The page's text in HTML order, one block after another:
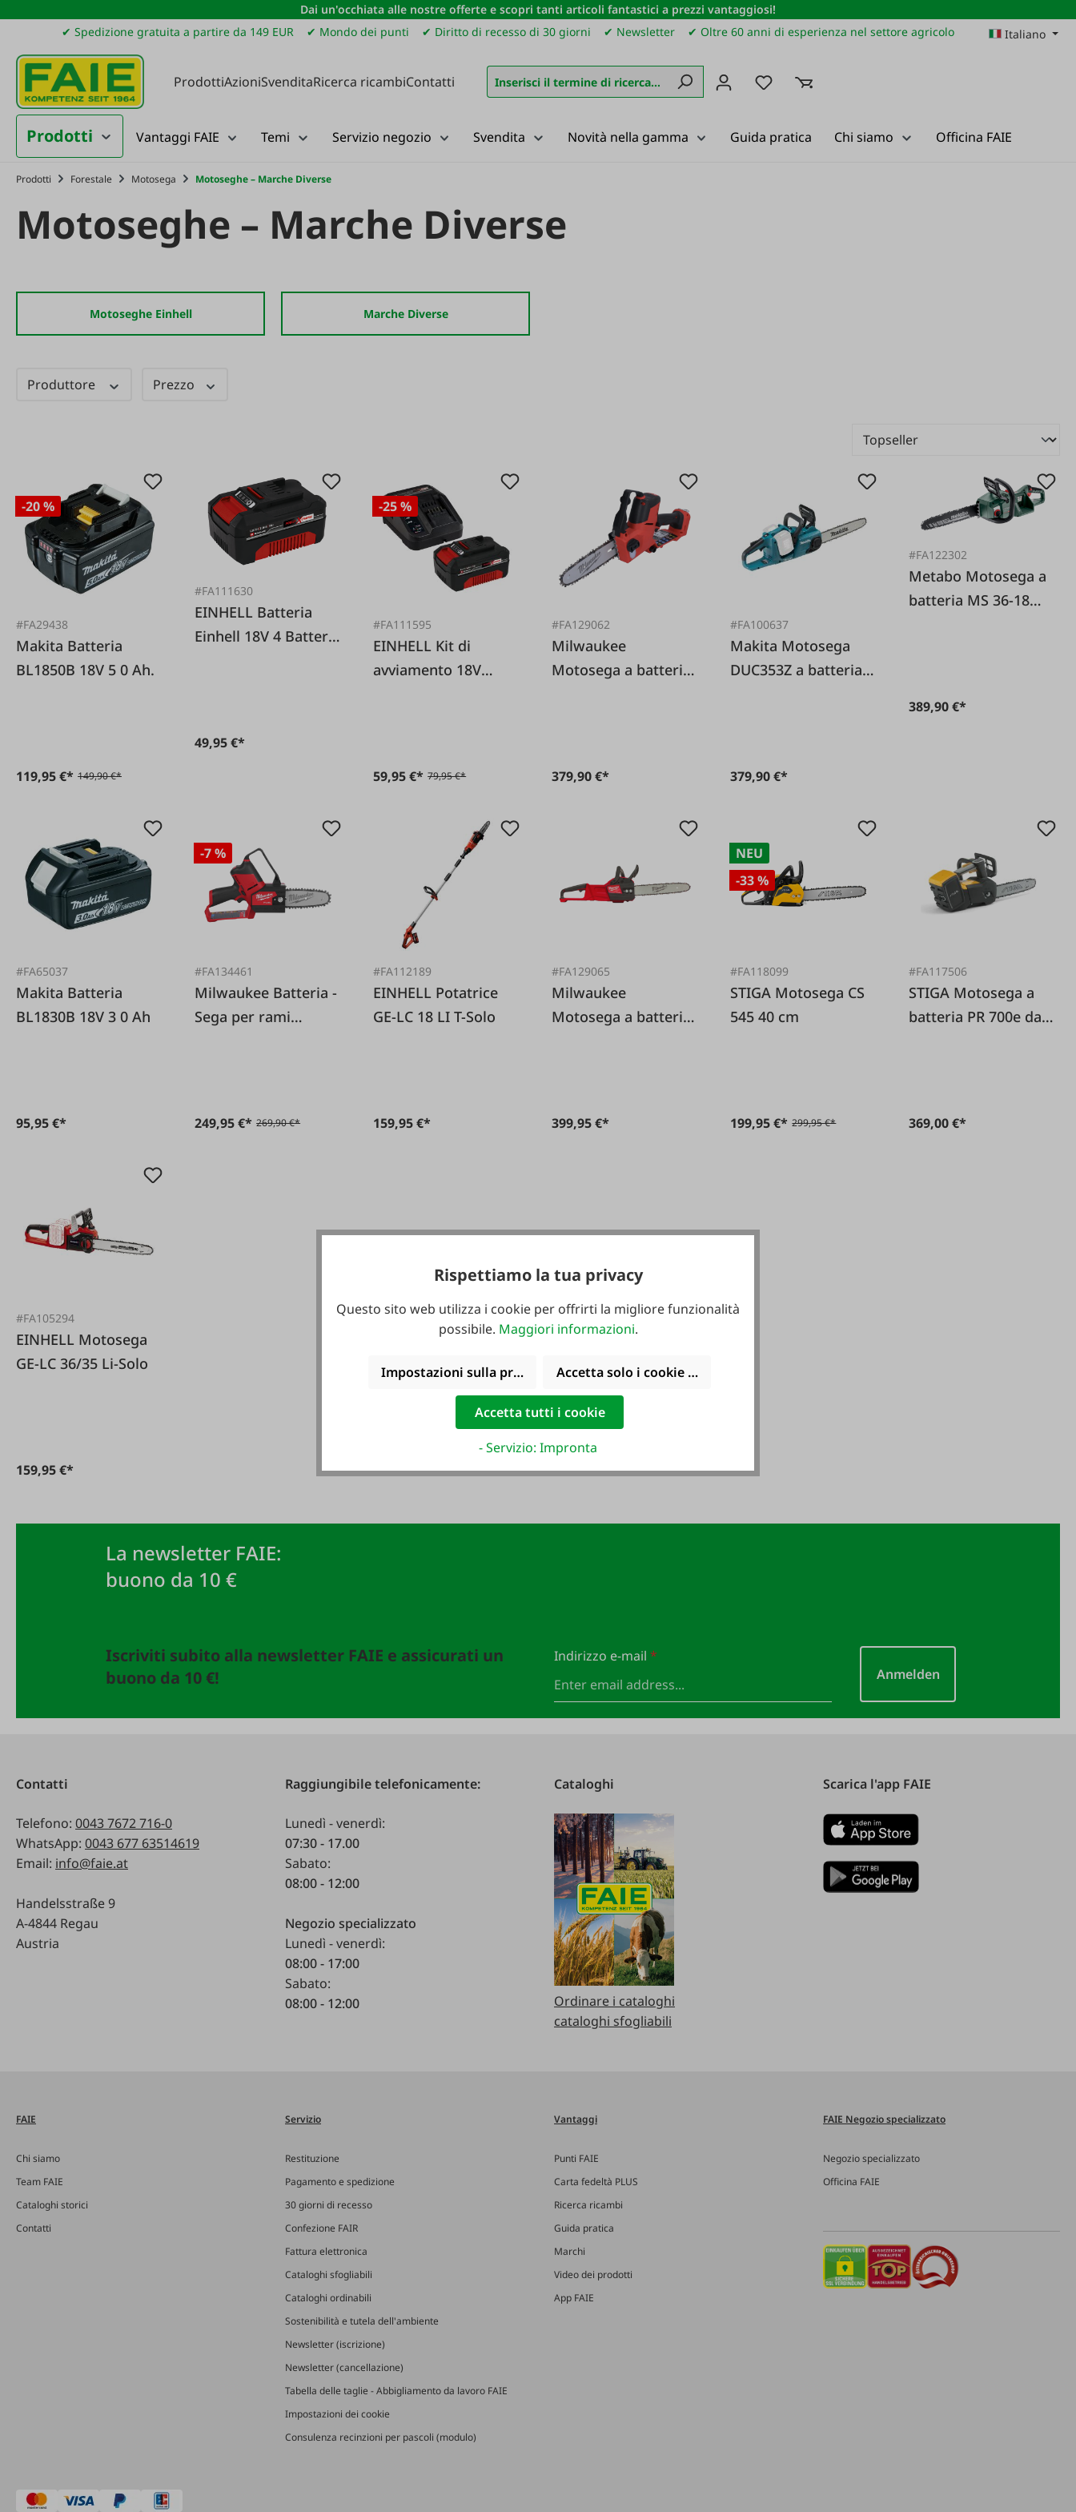
al contenuto principale
Salta alla ricerca
Passa alla navigazione principale
Dai un'occhiata alle nostre offerte e scopri tanti articoli fantastici a prezzi vantaggiosi!
✔ Spedizione gratuita a partire da 149 EUR
✔ Mondo dei punti ✔ Diritto di recesso di 30 giorni ✔ Newsletter ✔ Oltre 60 anni di esperienza nel settore agricolo Italiano
ProdottiAzioniSvenditaRicerca ricambiContatti Hai 0 articoli nella lista dei desideri
Prodotti Vantaggi FAIE Temi Servizio negozio Svendita Novità nella gamma Guida pratica Chi siamo Officina FAIE
Prodotti Forestale Motosega Motoseghe – Marche Diverse
Motoseghe – Marche Diverse
Motoseghe Einhell Marche Diverse
Produttore Prezzo
-20 %
#FA29438
Makita Batteria
BL1850B 18V 5 0 Ah.
119,95 €* 149,90 €*
#FA111630
EINHELL Batteria
Einhell 18V 4 Batteria
49,95 €*
-25 %
#FA111595
EINHELL Kit di
avviamento 18V
59,95 €* 79,95 €*
#FA129062
Milwaukee
Motosega a batteria
379,90 €*
#FA100637
Makita Motosega
DUC353Z a batteria -
379,90 €*
#FA122302
Metabo Motosega a
batteria MS 36-18
389,90 €*
#FA65037
Makita Batteria
BL1830B 18V 3 0 Ah
95,95 €*
-7 %
#FA134461
Milwaukee Batteria -
Sega per rami
249,95 €* 269,90 €*
#FA112189
EINHELL Potatrice
GE-LC 18 LI T-Solo
159,95 €*
#FA129065
Milwaukee
Motosega a batteria
399,95 €*
NEU
-33 %
#FA118099
STIGA Motosega CS
545 40 cm
199,95 €* 299,95 €*
#FA117506
STIGA Motosega a
batteria PR 700e da
369,00 €*
#FA105294
EINHELL Motosega
GE-LC 36/35 Li-Solo
159,95 €*
La newsletter FAIE:
buono da 10 €
Iscriviti subito alla newsletter FAIE e assicurati un
buono da 10 €!
Indirizzo e-mail *
Anmelden
Contatti
Telefono: 0043 7672 716-0
WhatsApp: 0043 677 63514619
Email: info@faie.at
Handelsstraße 9
A-4844 Regau
Austria
Raggiungibile telefonicamente:
Lunedì - venerdì:
07:30 - 17.00
Sabato:
08:00 - 12:00
Negozio specializzato
Lunedì - venerdì:
08:00 - 17:00
Sabato:
08:00 - 12:00
Cataloghi
Ordinare i cataloghi
cataloghi sfogliabili
Scarica l'app FAIE
FAIE
Chi siamo
Team FAIE
Cataloghi storici
Contatti
Servizio
Restituzione
Pagamento e spedizione
30 giorni di recesso
Confezione FAIR
Fattura elettronica
Cataloghi sfogliabili
Cataloghi ordinabili
Sostenibilità e tutela dell'ambiente
Newsletter (iscrizione)
Newsletter (cancellazione)
Tabella delle taglie - Abbigliamento da lavoro FAIE
Impostazioni dei cookie
Consulenza recinzioni per pascoli (modulo)
Vantaggi
Punti FAIE
Carta fedeltà PLUS
Ricerca ricambi
Guida pratica
Marchi
Video dei prodotti
App FAIE
FAIE Negozio specializzato
Negozio specializzato
Officina FAIE
Rispettiamo la tua privacy
Questo sito web utilizza i cookie per offrirti la migliore funzionalità
possibile. Maggiori informazioni.
Impostazioni sulla privacy Accetta solo i cookie funzionali
Accetta tutti i cookie
- Servizio: Impronta